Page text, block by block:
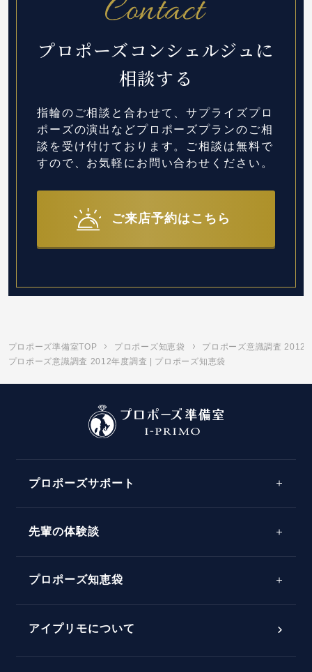
プロポーズコンシェルジュに
相談する
指輪のご相談と合わせて、サプライズプロ
ポーズの演出などプロポーズプランのご相
談を受け付けております。 ご相談は無料で
すので、お気軽にお問い合わせください。
ご来店予約はこちら
プロポーズ準備室TOP プロポーズ知恵袋
プロポーズ意識調査 2012
プロポーズ意識調査 2012年度調査 | プロポーズ知恵袋
プロポーズサポート
プロポーズアイテム
先輩の体験談
プロポーズ知恵袋
アイプリモについて